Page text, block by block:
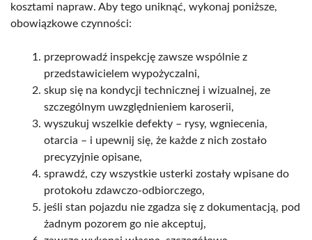
kosztami napraw. Aby tego uniknąć, wykonaj poniższe,
obowiązkowe czynności:
przeprowadź inspekcję zawsze wspólnie z
przedstawicielem wypożyczalni,
skup się na kondycji technicznej i wizualnej, ze
szczególnym uwzględnieniem karoserii,
wyszukuj wszelkie defekty – rysy, wgniecenia,
otarcia – i upewnij się, że każde z nich zostało
precyzyjnie opisane,
sprawdź, czy wszystkie usterki zostały wpisane do
protokołu zdawczo-odbiorczego,
jeśli stan pojazdu nie zgadza się z dokumentacją, pod
żadnym pozorem go nie akceptuj,